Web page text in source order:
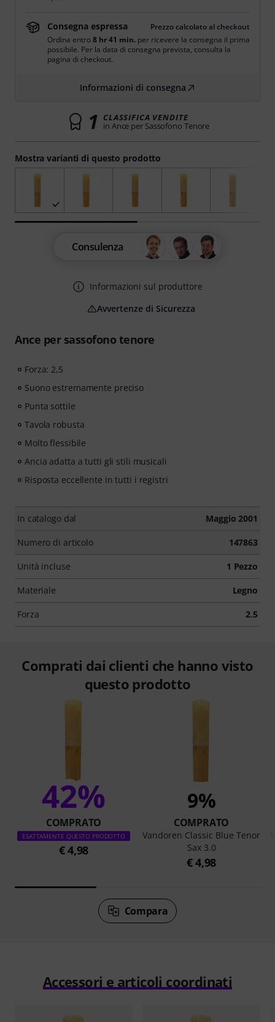
Ance per sassofono tenore
Forza: 2,5
Suono estremamente preciso
Punta sottile
Tavola robusta
Molto flessibile
Ancia adatta a tutti gli stili musicali
Risposta eccellente in tutti i registri
In catalogo dal Maggio 2001
Numero di articolo 147863
Unità incluse 1 Pezzo
Materiale Legno
Forza 2.5
Mostra varianti di questo prodotto
Consegna espressa
Prezzo calcolato al checkout
Ordina entro8 hr 41 min. per ricevere la consegna il prima
possibile. Per la data di consegna prevista, consulta la
pagina di checkout.
Informazioni di consegna
1 CLASSIFICA VENDITE
in Ance per Sassofono Tenore
Consulenza
Informazioni sul produttore
Avvertenze di Sicurezza
Comprati dai clienti che hanno visto
questo prodotto
42%
COMPRATO
ESATTAMENTE QUESTO PRODOTTO
€ 4,98
9%
COMPRATO
Vandoren Classic Blue Tenor
Sax 3.0
€ 4,98
Compara
Accessori e articoli coordinati